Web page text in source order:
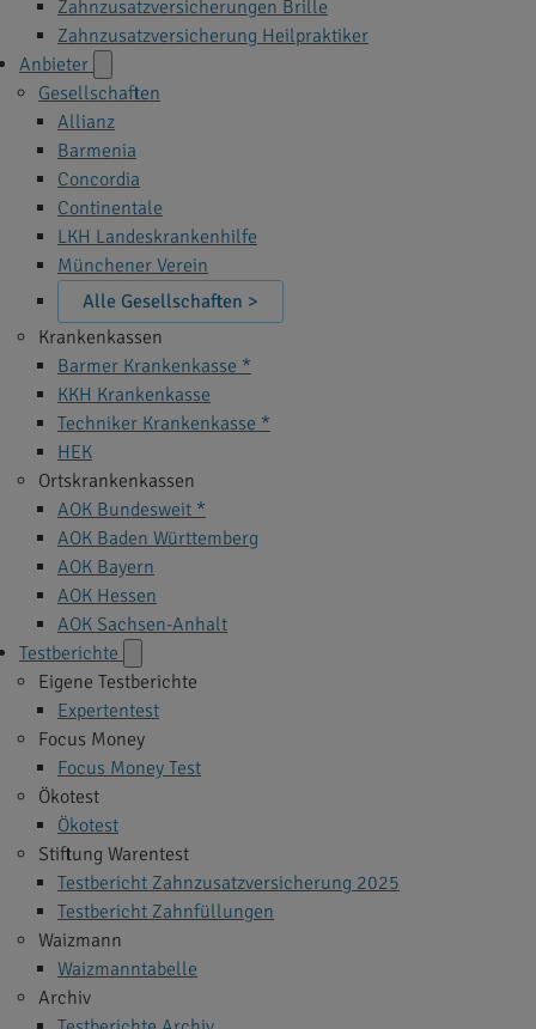
Zahnzusatzversicherungen Brille
Zahnzusatzversicherung Heilpraktiker
Anbieter
Gesellschaften
Allianz
Barmenia
Concordia
Continentale
LKH Landeskrankenhilfe
Münchener Verein
Alle Gesellschaften >
Krankenkassen
Barmer Krankenkasse *
KKH Krankenkasse
Techniker Krankenkasse *
HEK
Ortskrankenkassen
AOK Bundesweit *
AOK Baden Württemberg
AOK Bayern
AOK Hessen
AOK Sachsen-Anhalt
Testberichte
Eigene Testberichte
Expertentest
Focus Money
Focus Money Test
Ökotest
Ökotest
Stiftung Warentest
Testbericht Zahnzusatzversicherung 2025
Testbericht Zahnfüllungen
Waizmann
Waizmanntabelle
Archiv